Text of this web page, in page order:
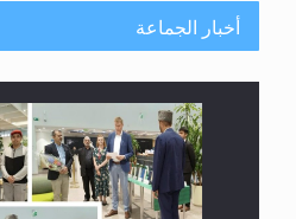
أخبار الجماعة